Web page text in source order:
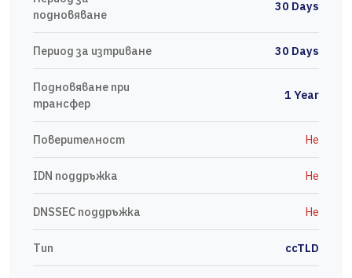
подновяване
30 Days
Период за изтриване 30 Days
Подновяване при
трансфер
1 Year
Поверителност Не
IDN поддръжка Не
DNSSEC поддръжка Не
Тип ccTLD